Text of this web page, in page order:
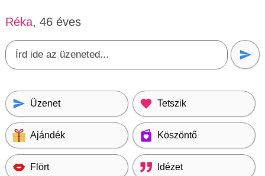
Réka, 46 éves
Üzenet Tetszik
Ajándék Köszöntő
Flört Idézet